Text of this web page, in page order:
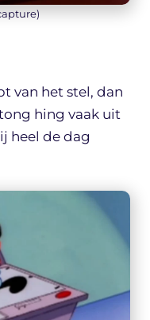
van het stel, dan
hing vaak uit
heel de dag